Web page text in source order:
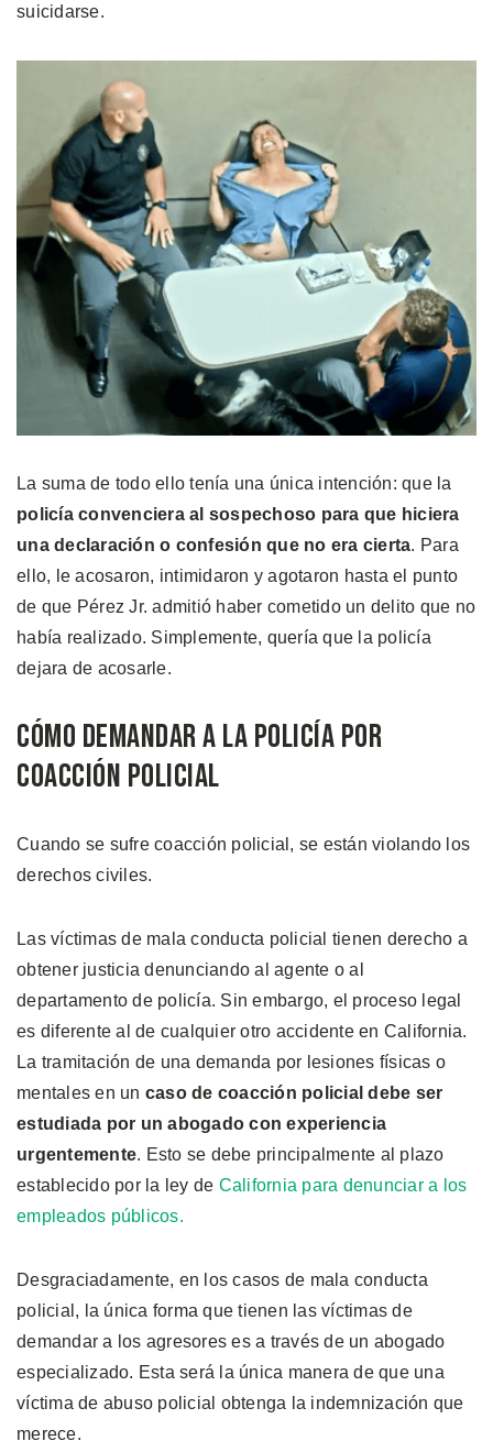
suicidarse.
La suma de todo ello tenía una única intención: que la
policía convenciera al sospechoso para que hiciera
una declaración o confesión que no era cierta. Para
ello, le acosaron, intimidaron y agotaron hasta el punto
de que Pérez Jr. admitió haber cometido un delito que no
había realizado. Simplemente, quería que la policía
dejara de acosarle.
Cómo Demandar a la Policía por
Coacción Policial
Cuando se sufre coacción policial, se están violando los
derechos civiles.
Las víctimas de mala conducta policial tienen derecho a
obtener justicia denunciando al agente o al
departamento de policía. Sin embargo, el proceso legal
es diferente al de cualquier otro accidente en California.
La tramitación de una demanda por lesiones físicas o
mentales en un caso de coacción policial debe ser
estudiada por un abogado con experiencia
urgentemente. Esto se debe principalmente al plazo
establecido por la ley de California para denunciar a los
empleados públicos.
Desgraciadamente, en los casos de mala conducta
policial, la única forma que tienen las víctimas de
demandar a los agresores es a través de un abogado
especializado. Esta será la única manera de que una
víctima de abuso policial obtenga la indemnización que
merece.